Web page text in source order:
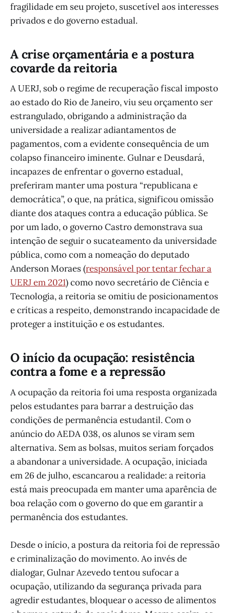
fragilidade em seu projeto, suscetível aos interesses
privados e do governo estadual.
A crise orçamentária e a postura
covarde da reitoria
A UERJ, sob o regime de recuperação fiscal imposto
ao estado do Rio de Janeiro, viu seu orçamento ser
estrangulado, obrigando a administração da
universidade a realizar adiantamentos de
pagamentos, com a evidente consequência de um
colapso financeiro iminente. Gulnar e Deusdará,
incapazes de enfrentar o governo estadual,
preferiram manter uma postura “republicana e
democrática”, o que, na prática, significou omissão
diante dos ataques contra a educação pública. Se
por um lado, o governo Castro demonstrava sua
intenção de seguir o sucateamento da universidade
pública, como com a nomeação do deputado
Anderson Moraes (responsável por tentar fechar a
UERJ em 2021) como novo secretário de Ciência e
Tecnologia, a reitoria se omitiu de posicionamentos
e críticas a respeito, demonstrando incapacidade de
proteger a instituição e os estudantes.
O início da ocupação: resistência
contra a fome e a repressão
A ocupação da reitoria foi uma resposta organizada
pelos estudantes para barrar a destruição das
condições de permanência estudantil. Com o
anúncio do AEDA 038, os alunos se viram sem
alternativa. Sem as bolsas, muitos seriam forçados
a abandonar a universidade. A ocupação, iniciada
em 26 de julho, escancarou a realidade: a reitoria
está mais preocupada em manter uma aparência de
boa relação com o governo do que em garantir a
permanência dos estudantes.
Desde o início, a postura da reitoria foi de repressão
e criminalização do movimento. Ao invés de
dialogar, Gulnar Azevedo tentou sufocar a
ocupação, utilizando da segurança privada para
agredir estudantes, bloquear o acesso de alimentos